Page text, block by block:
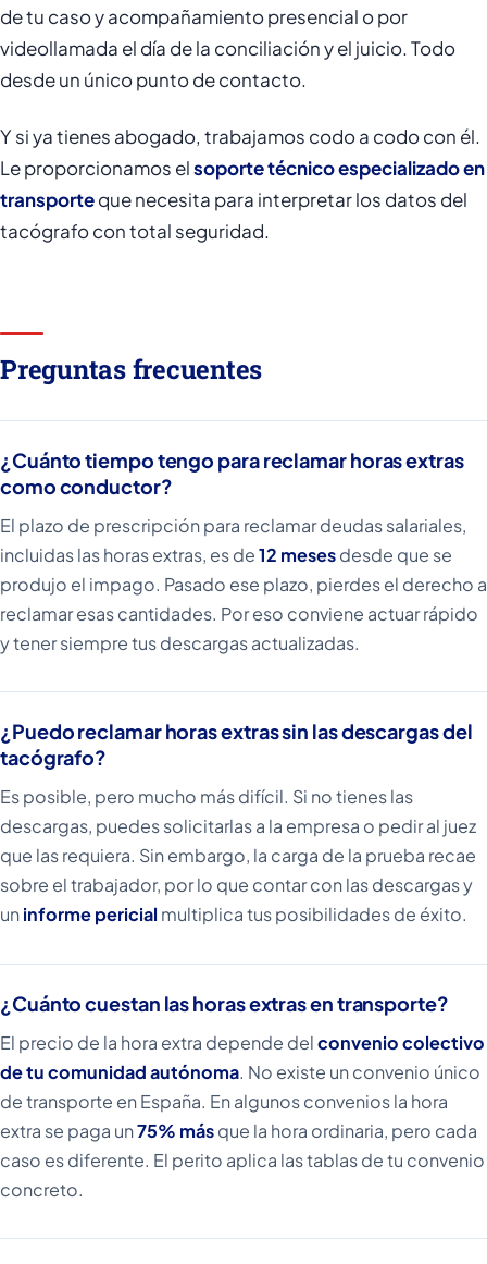
de tu caso y acompañamiento presencial o por
videollamada el día de la conciliación y el juicio. Todo
desde un único punto de contacto.
Y si ya tienes abogado, trabajamos codo a codo con él.
Le proporcionamos elsoporte técnico especializado en
transporteque necesita para interpretar los datos del
tacógrafo con total seguridad.
Preguntas frecuentes
¿Cuánto tiempo tengo para reclamar horas extras
como conductor?
El plazo de prescripción para reclamar deudas salariales,
incluidas las horas extras, es de12 mesesdesde que se
produjo el impago. Pasado ese plazo, pierdes el derecho a
reclamar esas cantidades. Por eso conviene actuar rápido
y tener siempre tus descargas actualizadas.
¿Puedo reclamar horas extras sin las descargas del
tacógrafo?
Es posible, pero mucho más difícil. Si no tienes las
descargas, puedes solicitarlas a la empresa o pedir al juez
que las requiera. Sin embargo, la carga de la prueba recae
sobre el trabajador, por lo que contar con las descargas y
uninforme pericialmultiplica tus posibilidades de éxito.
¿Cuánto cuestan las horas extras en transporte?
El precio de la hora extra depende delconvenio colectivo
de tu comunidad autónoma. No existe un convenio único
de transporte en España. En algunos convenios la hora
extra se paga un75% másque la hora ordinaria, pero cada
caso es diferente. El perito aplica las tablas de tu convenio
concreto.